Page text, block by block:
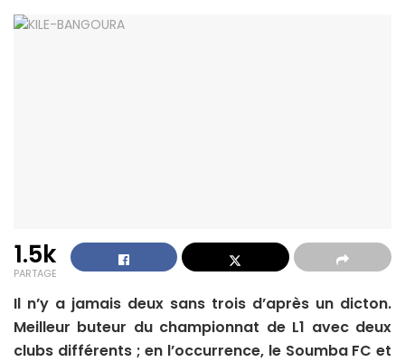
1.5k
PARTAGE
Il n’y a jamais deux sans trois d’après un dicton.
Meilleur buteur du championnat de L1 avec deux
clubs différents ; en l’occurrence, le Soumba FC et